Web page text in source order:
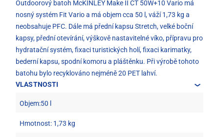
Outdoorový batoh McKINLEY Make II CT 50W+10 Vario má
nosný systém Fit Vario a má objem cca 50 l, váží 1,73 kg a
neobsahuje PFC. Dále má přední kapsu Stretch, velké boční
kapsy, přední otevírání, výškově nastavitelné víko, přípravu pro
hydratační systém, fixaci turistických holí, fixaci karimatky,
bederní kapsu, spodní komoru a pláštěnku. Při výrobě tohoto
batohu bylo recyklováno nejméně 20 PET lahví.
VLASTNOSTI
Objem:50 l
Hmotnost: 1,73 kg